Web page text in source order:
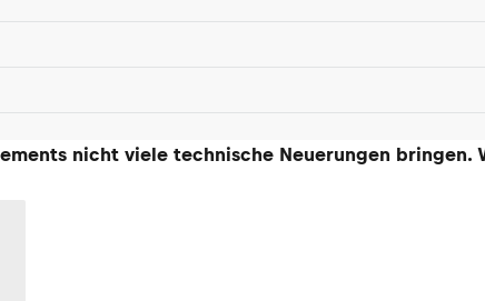
nicht viele technische Neuerungen